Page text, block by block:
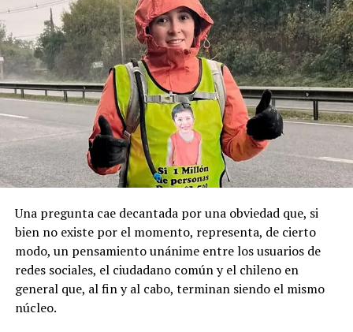
locales, principalmente de derecha.
Pese a la gravedad a la gravedad de los hechos, no se
registraron declaraciones públicas de su partido ni
sanciones políticas posteriores.
permanente y se haga justicia con esta posesión
geopolítica que es tan importante”.
Recordemos que el 21 de Septiembre de 1883 se produjo
la Toma de Posesión del Estrecho de Magallanes, donde
el capitán Juan Guillermos y 23 tripulantes a bordo de la
Goleta de Guerra Ancud de la Armada tomaron posesión
de estas tierras patagónicas donde izaron la bandera
nacional declarando este territorio como parte de Chile.
Una pregunta cae decantada por una obviedad que, si
bien no existe por el momento, representa, de cierto
modo, un pensamiento unánime entre los usuarios de
redes sociales, el ciudadano común y el chileno en
general que, al fin y al cabo, terminan siendo el mismo
núcleo.